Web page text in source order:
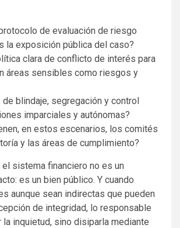
de evaluación de riesgo
la exposición pública del caso?
clara de conflicto de interés para
áreas sensibles como riesgos y
de blindaje, segregación y control
imparciales y autónomas?
en estos escenarios, los comités
y las áreas de cumplimiento?
el sistema financiero no es un
es un bien público. Y cuando
aunque sean indirectas que pueden
de integridad, lo responsable
inquietud, sino disiparla mediante